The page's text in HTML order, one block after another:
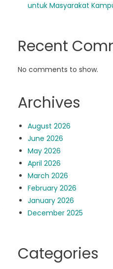
untuk Masyarakat
Recent
No comments to show.
Archives
August 2026
June 2026
May 2026
April 2026
March 2026
February 2026
January 2026
December 2025
Categories